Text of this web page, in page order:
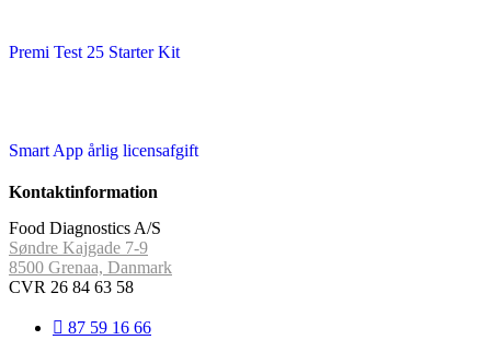
Premi Test 25 Starter Kit
Smart App årlig licensafgift
Kontaktinformation
Food Diagnostics A/S
Søndre Kajgade 7-9
8500 Grenaa, Danmark
CVR 26 84 63 58
87 59 16 66